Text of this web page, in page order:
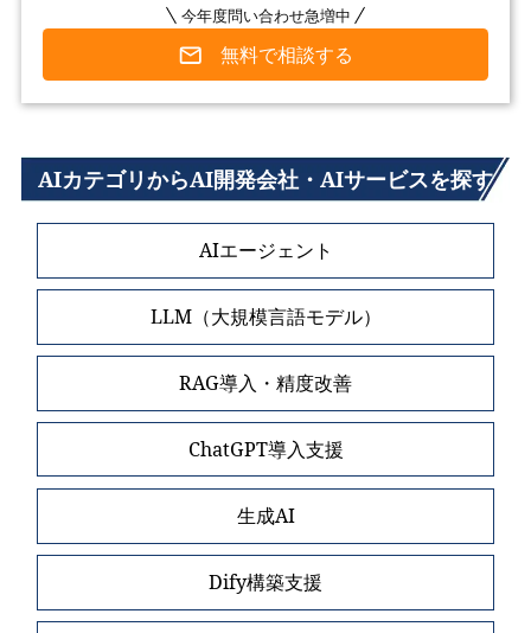
今年度問い合わせ急増中
無料で相談する
AIカテゴリからAI開発会社・AIサービスを探す
AIエージェント
LLM（大規模言語モデル）
RAG導入・精度改善
ChatGPT導入支援
生成AI
Dify構築支援